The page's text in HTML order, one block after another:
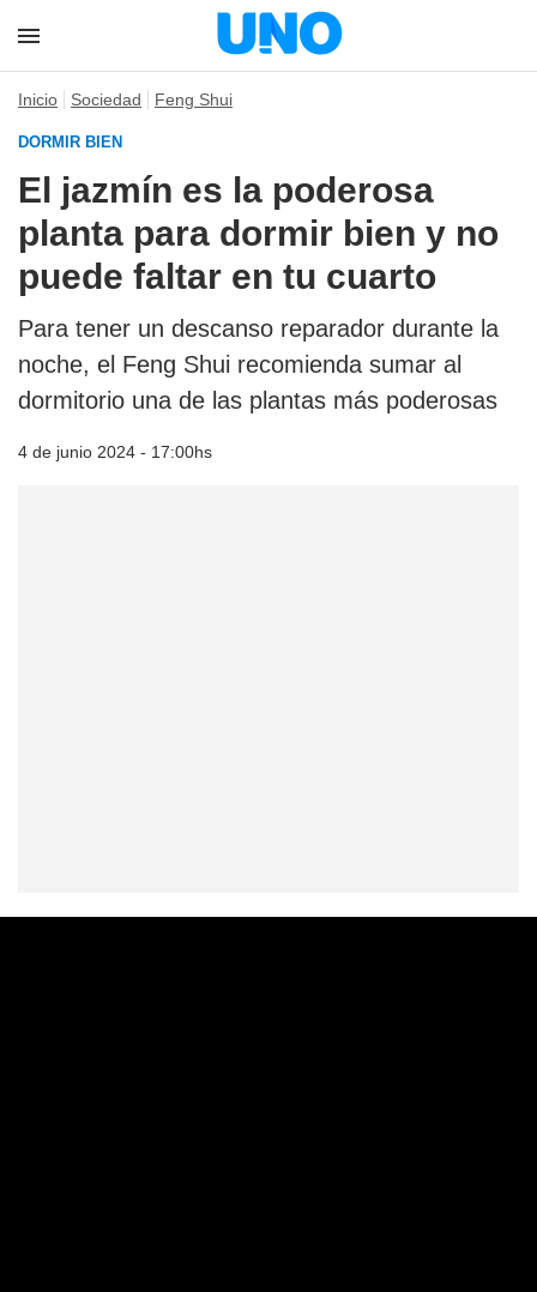
Inicio Sociedad Feng Shui
DORMIR BIEN
El jazmín es la poderosa
planta para dormir bien y no
puede faltar en tu cuarto
Para tener un descanso reparador durante la
noche, el Feng Shui recomienda sumar al
dormitorio una de las plantas más poderosas
4 de junio 2024 - 17:00hs